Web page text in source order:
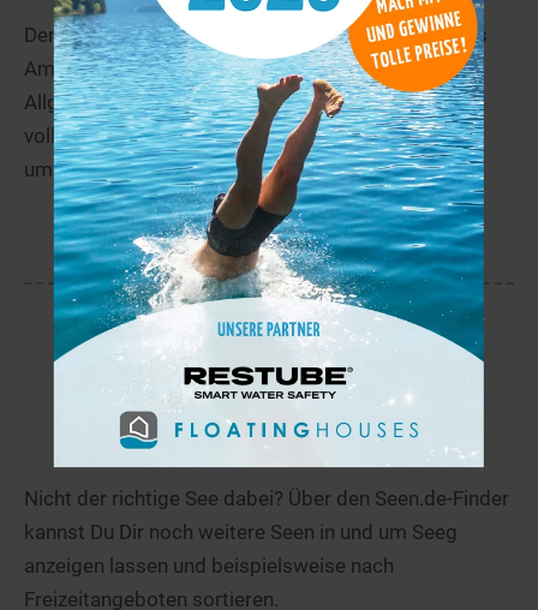
Der Bannwaldsee liegt auf 786 m ü. NN am Fuß des
Ammergebirges in der herrlichen Landschaft der
Allgäuer Alpen. Das Stillgewässer wird fast
vollständig von Sumpfwiesen und Schilfgürteln
umgeben. Der...
mehr
Weitere Seen in und um Seeg
Nicht der richtige See dabei? Über den Seen.de-Finder
kannst Du Dir noch weitere Seen in und um Seeg
anzeigen lassen und beispielsweise nach
Freizeitangeboten sortieren.